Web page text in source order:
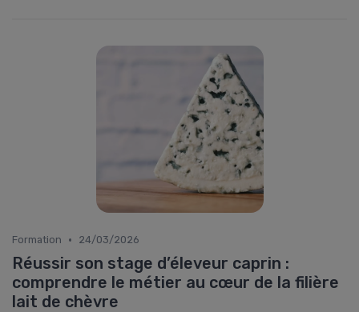
Formation • 24/03/2026
Réussir son stage d’éleveur caprin :
comprendre le métier au cœur de la filière
lait de chèvre
Recevez les dernières actualités de
Milk Insiders
➔ Je m'inscris
En remplissant ce formulaire, j’accepte d’être
contacté(e) à des fins commerciales par Milk Insiders et